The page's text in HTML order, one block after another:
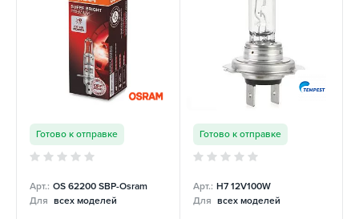
Готово к отправке
Арт.: OS 62200 SBP-Osram
Для всех моделей
Готово к отправке
Арт.: H7 12V100W
Для всех моделей